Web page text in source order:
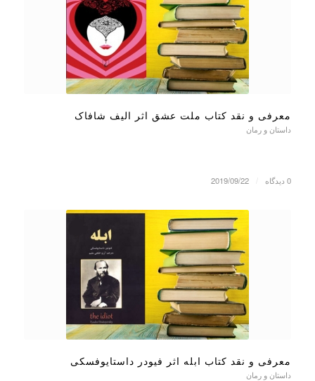
معرفی و نقد کتاب ملت عشق اثر الیف شافاک
داستان و رمان
0 دیدگاه 2019/09/22
معرفی و نقد کتاب ابله اثر فیودر داستایوفسکی
داستان و رمان